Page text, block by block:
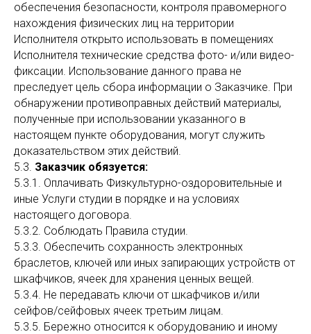
обеспечения безопасности, контроля правомерного
нахождения физических лиц на территории
Исполнителя открыто использовать в помещениях
Исполнителя технические средства фото- и/или видео-
фиксации. Использование данного права не
преследует цель сбора информации о Заказчике. При
обнаружении противоправных действий материалы,
полученные при использовании указанного в
настоящем пункте оборудования, могут служить
доказательством этих действий.
5.3. Заказчик обязуется:
5.3.1. Оплачивать Физкультурно-оздоровительные и
иные Услуги студии в порядке и на условиях
настоящего договора.
5.3.2. Соблюдать Правила студии.
5.3.3. Обеспечить сохранность электронных
браслетов, ключей или иных запирающих устройств от
шкафчиков, ячеек для хранения ценных вещей.
5.3.4. Не передавать ключи от шкафчиков и/или
сейфов/сейфовых ячеек третьим лицам.
5.3.5. Бережно относится к оборудованию и иному